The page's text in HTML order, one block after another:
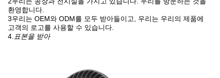
환영합니다.
3우리는 OEM와 ODM를 모두 받아들이고, 우리는 우리의 제품에
고객의 로고를 사용할 수 있습니다.
4. 표본을 받아